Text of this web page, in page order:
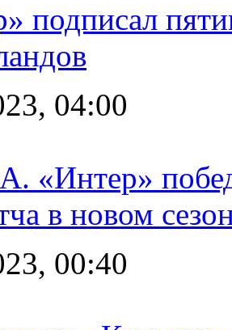
подписал
04:00
«Интер»
в новом
00:40